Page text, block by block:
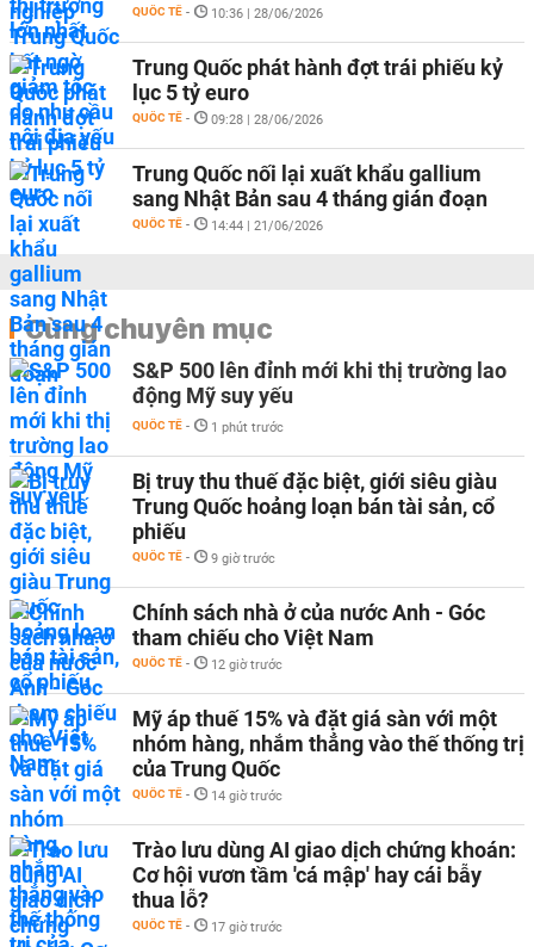
QUỐC TẾ - 10:36 | 28/06/2026
Trung Quốc phát hành đợt trái phiếu kỷ
lục 5 tỷ euro
QUỐC TẾ - 09:28 | 28/06/2026
Trung Quốc nối lại xuất khẩu gallium
sang Nhật Bản sau 4 tháng gián đoạn
QUỐC TẾ - 14:44 | 21/06/2026
Cùng chuyên mục
S&P 500 lên đỉnh mới khi thị trường lao
động Mỹ suy yếu
QUỐC TẾ - 1 phút trước
Bị truy thu thuế đặc biệt, giới siêu giàu
Trung Quốc hoảng loạn bán tài sản, cổ
phiếu
QUỐC TẾ - 9 giờ trước
Chính sách nhà ở của nước Anh - Góc
tham chiếu cho Việt Nam
QUỐC TẾ - 12 giờ trước
Mỹ áp thuế 15% và đặt giá sàn với một
nhóm hàng, nhắm thẳng vào thế thống trị
của Trung Quốc
QUỐC TẾ - 14 giờ trước
Trào lưu dùng AI giao dịch chứng khoán:
Cơ hội vươn tầm 'cá mập' hay cái bẫy
thua lỗ?
QUỐC TẾ - 17 giờ trước